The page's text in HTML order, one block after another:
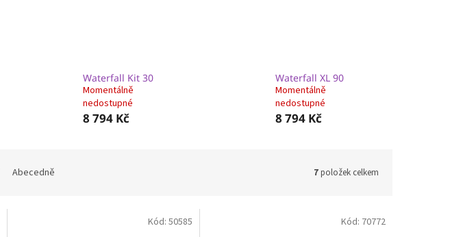
Waterfall Kit 30
Momentálně
nedostupné
8 794 Kč
Waterfall XL 90
Momentálně
nedostupné
8 794 Kč
Abecedně 7položek celkem
Kód: 50585 Kód: 70772